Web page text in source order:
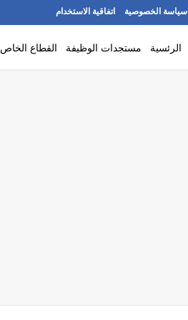
سياسة الخصوصية اتفاقية الاستخدام
الرئسية مستجدات الوظيفة القطاع الخاص